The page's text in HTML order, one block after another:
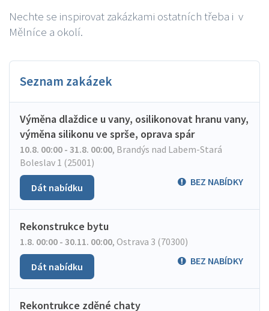
Nechte se inspirovat zakázkami ostatních třeba i v
Mělníce a okolí.
Seznam zakázek
Výměna dlaždice u vany, osilikonovat hranu vany,
výměna silikonu ve sprše, oprava spár
10.8. 00:00 - 31.8. 00:00, Brandýs nad Labem-Stará
Boleslav 1 (25001)
BEZ NABÍDKY
Dát nabídku
Rekonstrukce bytu
1.8. 00:00 - 30.11. 00:00, Ostrava 3 (70300)
BEZ NABÍDKY
Dát nabídku
Rekontrukce zděné chaty